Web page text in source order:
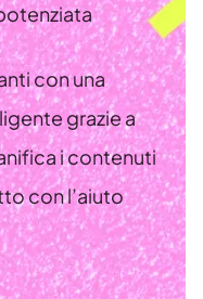
con una
grazie a
i contenuti
con l’aiuto